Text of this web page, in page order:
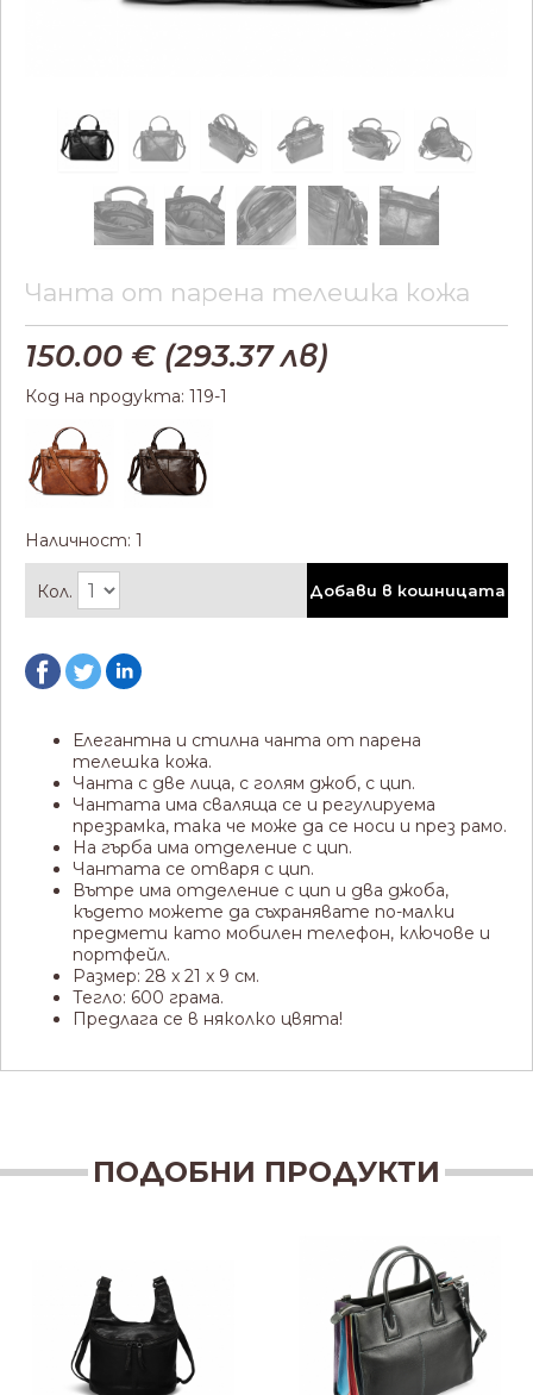
Чанта от парена телешка кожа
150.00 € (293.37лв)
Код на продукта: 119-1
Наличност: 1
Кол. Добави в кошницата
Елегантна и стилна чанта от парена
телешка кожа.
Чанта с две лица, с голям джоб, с цип.
Чантата има сваляща се и регулируема
презрамка, така че може да се носи и през рамо.
На гърба има отделение с цип.
Чантата се отваря с цип.
Вътре има отделение с цип и два джоба,
където можете да съхранявате по-малки
предмети като мобилен телефон, ключове и
портфейл.
Размер: 28 x 21 x 9 см.
Тегло: 600 грама.
Предлага се в няколко цвята!
ПОДОБНИ ПРОДУКТИ